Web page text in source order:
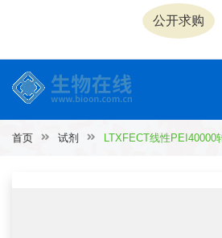
公开求购
首页 试剂 LTXFECT线性PEI40000